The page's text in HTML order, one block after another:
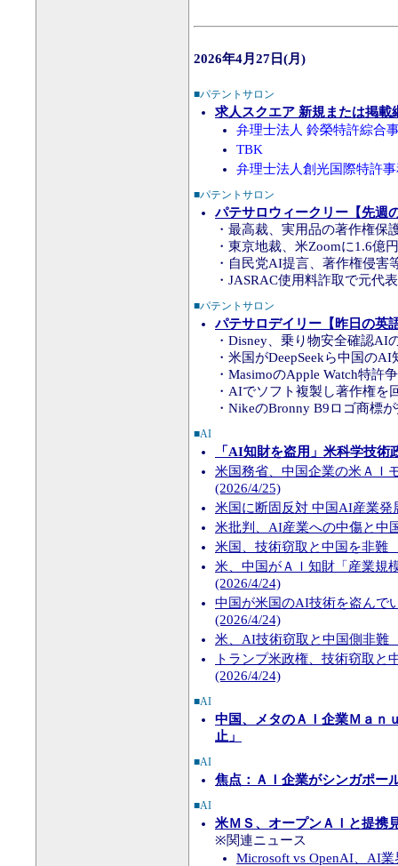
2026年4月27日(月)
■パテントサロン
求人スクエア 新規または掲載
弁理士法人 鈴榮特許綜合
TBK
弁理士法人創光国際特許
■パテントサロン
パテサロウィークリー【先週
・最高裁、実用品の著作権保
・東京地裁、米Zoomに1.6億
・自民党AI提言、著作権侵害
・JASRAC使用料詐取で元代
■パテントサロン
パテサロデイリー【昨日の英
・Disney、乗り物安全確認AI
・米国がDeepSeekら中国の
・MasimoのApple Watch特許
・AIでソフト複製し著作権を
・NikeのBronny B9ロゴ商標
■AI
「AI知財を盗用」米科学技
米国務省、中国企業の米ＡＩ
(2026/4/25)
米国に断固反対 中国AI産業発
米批判、AI産業への中傷と中
米国、技術窃取と中国を非
米、中国がＡＩ知財「産業
(2026/4/24)
中国が米国のAI技術を盗んで
(2026/4/24)
米、AI技術窃取と中国側非難
トランプ米政権、技術窃取
(2026/4/24)
■AI
中国、メタのＡＩ企業Ｍａ
止」
■AI
焦点：ＡＩ企業がシンガポー
■AI
米ＭＳ、オープンＡＩと提
※関連ニュース
Microsoft vs OpenAI、AI